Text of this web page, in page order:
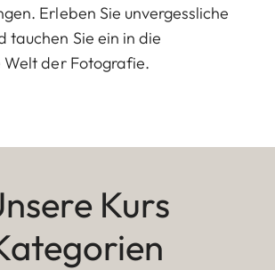
Erleben Sie unvergessliche
tauchen Sie ein in die
Welt der Fotografie.
Kurs